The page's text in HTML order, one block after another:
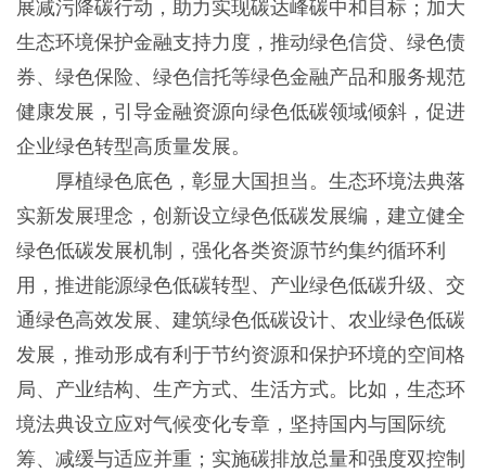
展减污降碳行动，助力实现碳达峰碳中和目标；加大
生态环境保护金融支持力度，推动绿色信贷、绿色债
券、绿色保险、绿色信托等绿色金融产品和服务规范
健康发展，引导金融资源向绿色低碳领域倾斜，促进
企业绿色转型高质量发展。
厚植绿色底色，彰显大国担当。生态环境法典落
实新发展理念，创新设立绿色低碳发展编，建立健全
绿色低碳发展机制，强化各类资源节约集约循环利
用，推进能源绿色低碳转型、产业绿色低碳升级、交
通绿色高效发展、建筑绿色低碳设计、农业绿色低碳
发展，推动形成有利于节约资源和保护环境的空间格
局、产业结构、生产方式、生活方式。比如，生态环
境法典设立应对气候变化专章，坚持国内与国际统
筹、减缓与适应并重；实施碳排放总量和强度双控制